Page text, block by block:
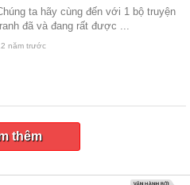
ta hãy cùng đến với 1 bộ truyện
đã và đang rất được ...
năm trước
thêm